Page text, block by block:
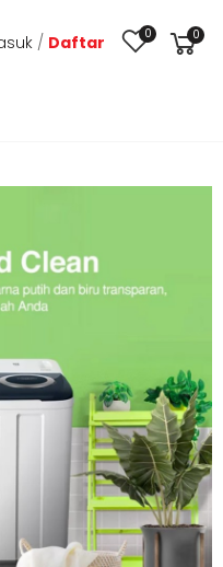
/ Daftar 0 0